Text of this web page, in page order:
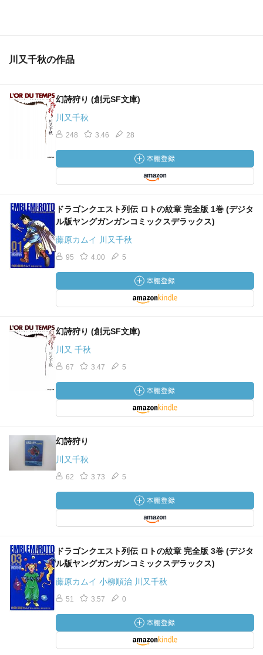
川又千秋の作品
幻詩狩り (創元SF文庫)
川又千秋
248 3.46 28
ドラゴンクエスト列伝 ロトの紋章 完全版 1巻 (デジタ
ル版ヤングガンガンコミックスデラックス)
藤原カムイ 川又千秋
95 4.00 5
幻詩狩り (創元SF文庫)
川又 千秋
67 3.47 5
幻詩狩り
川又千秋
62 3.73 5
ドラゴンクエスト列伝 ロトの紋章 完全版 3巻 (デジタ
ル版ヤングガンガンコミックスデラックス)
藤原カムイ 小柳順治 川又千秋
51 3.57 0